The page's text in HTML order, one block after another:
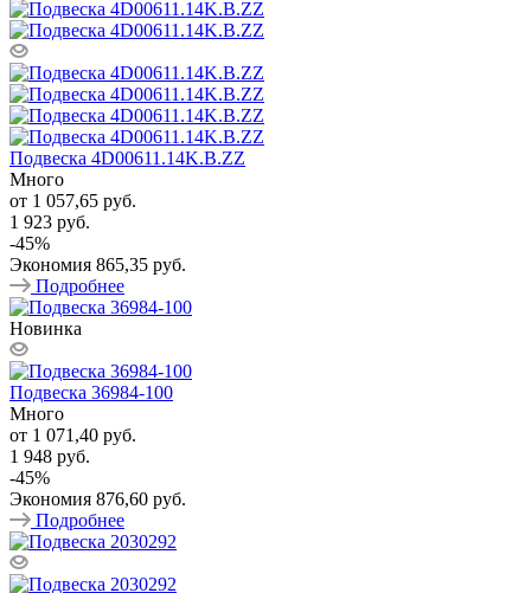
Подвеска 4D00611.14K.B.ZZ
Много
от 1 057,65 руб.
1 923 руб.
-45%
Экономия 865,35 руб.
Подробнее
Новинка
Подвеска 36984-100
Много
от 1 071,40 руб.
1 948 руб.
-45%
Экономия 876,60 руб.
Подробнее